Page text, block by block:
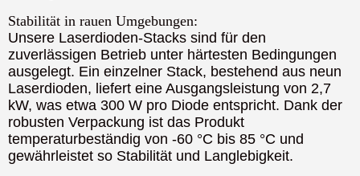
Stabilität in rauen Umgebungen:
Unsere Laserdioden-Stacks sind für den
zuverlässigen Betrieb unter härtesten Bedingungen
ausgelegt. Ein einzelner Stack, bestehend aus neun
Laserdioden, liefert eine Ausgangsleistung von 2,7
kW, was etwa 300 W pro Diode entspricht. Dank der
robusten Verpackung ist das Produkt
temperaturbeständig von -60 °C bis 85 °C und
gewährleistet so Stabilität und Langlebigkeit.